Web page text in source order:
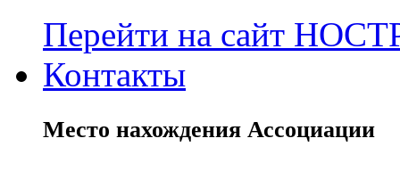
Перейти на сайт
Контакты
Место нахождения Ассоциации